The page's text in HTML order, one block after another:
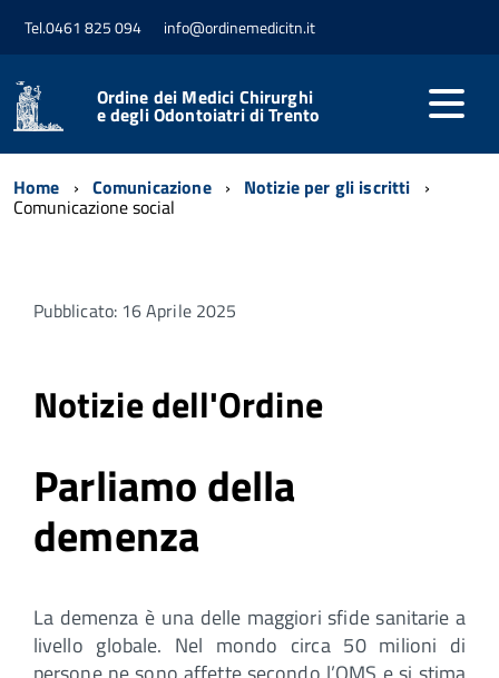
Tel.0461 825 094 info@ordinemedicitn.it
Ordine dei Medici Chirurghi
e degli Odontoiatri di Trento
Home Comunicazione Notizie per gli iscritti
Comunicazione social
Pubblicato: 16 Aprile 2025
Notizie dell'Ordine
Parliamo della
demenza
La demenza è una delle maggiori sfide sanitarie a
livello globale. Nel mondo circa 50 milioni di